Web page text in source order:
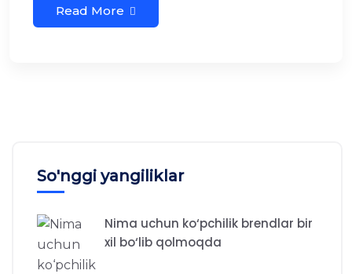
Read More
So'nggi yangiliklar
Nima uchun ko‘pchilik brendlar bir
xil bo‘lib qolmoqda